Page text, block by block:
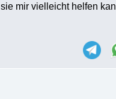
mir vielleicht helfen